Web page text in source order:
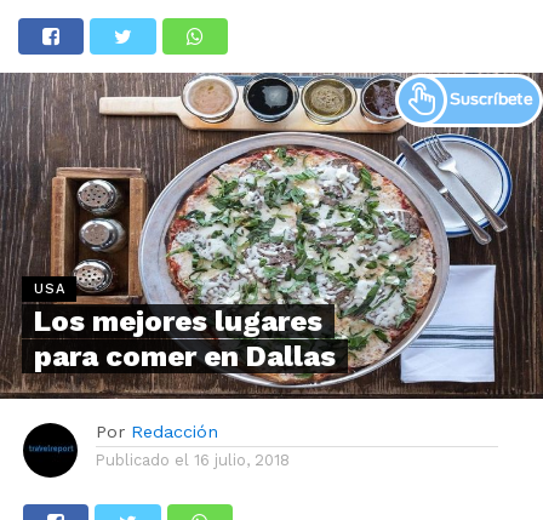
USA
Los mejores lugares
para comer en Dallas
Por Redacción
Publicado el 16 julio, 2018